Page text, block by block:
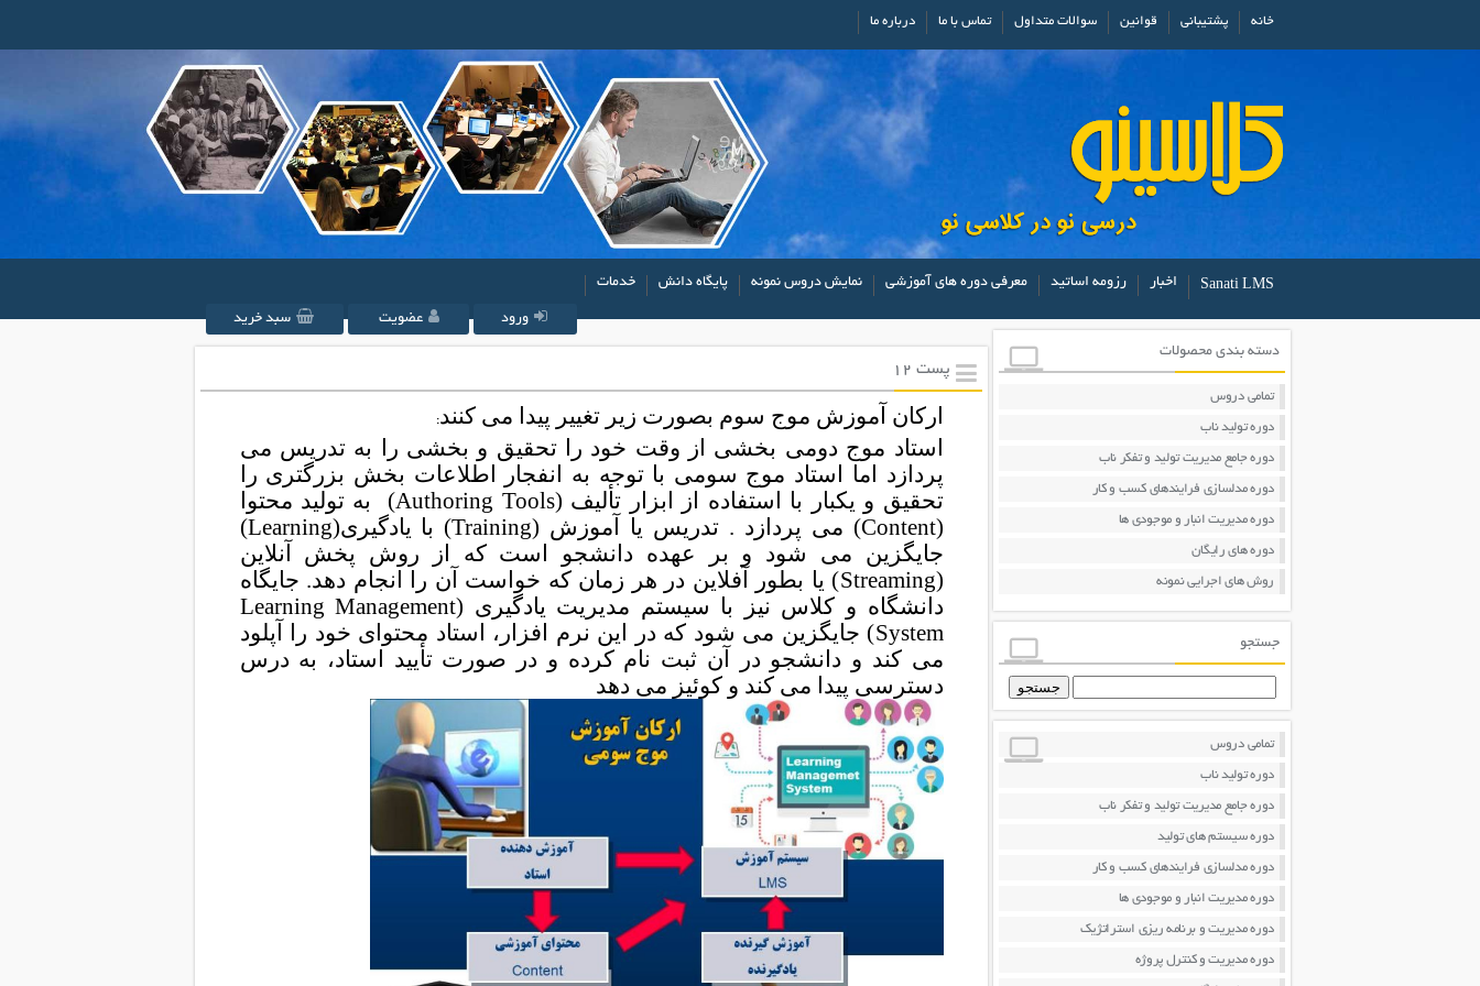
خانه پشتیبانی قوانین سوالات متداول تماس با ما درباره ما
Sanati LMS اخبار رزومه اساتید معرفی دوره های آموزشی نمایش دروس نمونه پایگاه دانش خدمات
ورود عضویت سبد خرید
دسته بندی محصولات
تمامی دروس
دوره تولید ناب
دوره جامع مدیریت تولید و تفکر ناب
دوره مدلسازی فرایندهای کسب و کار
دوره مدیریت انبار و موجودی ها
دوره های رایگان
روش های اجرایی نمونه
جستجو
جستجو
تمامی دروس
دوره تولید ناب
دوره جامع مدیریت تولید و تفکر ناب
دوره سیستم های تولید
دوره مدلسازی فرایندهای کسب و کار
دوره مدیریت انبار و موجودی ها
دوره مدیریت و برنامه ریزی استراتژیک
دوره مدیریت و کنترل پروژه
پست 12
ارکان آموزش موج سوم بصورت زیر تغییر پیدا می کنند:
استاد موج دومی بخشی از وقت خود را تحقیق و بخشی را به تدریس می
پردازد اما استاد موج سومی با توجه به انفجار اطلاعات بخش بزرگتری را
تحقیق و یکبار با استفاده از ابزار تألیف (Authoring Tools) به تولید محتوا
(Content) می پردازد . تدریس یا آموزش (Training) با یادگیری(Learning)
جایگزین می شود و بر عهده دانشجو است که از روش پخش آنلاین
(Streaming) یا بطور آفلاین در هر زمان که خواست آن را انجام دهد. جایگاه
دانشگاه و کلاس نیز با سیستم مدیریت یادگیری (Learning Management
System) جایگزین می شود که در این نرم افزار، استاد محتوای خود را آپلود
می کند و دانشجو در آن ثبت نام کرده و در صورت تأیید استاد، به درس
دسترسی پیدا می کند و کوئیز می دهد